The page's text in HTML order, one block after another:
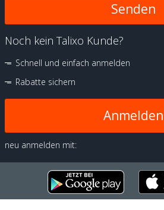
Noch kein Talixo Kunde?
Schnell und einfach anmelden
Rabatte sichern
Anmelden
neu anmelden mit: